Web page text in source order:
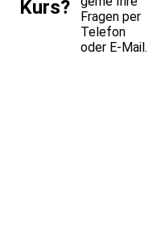
Kurs?
Fragen per
Telefon
oder E-Mail.